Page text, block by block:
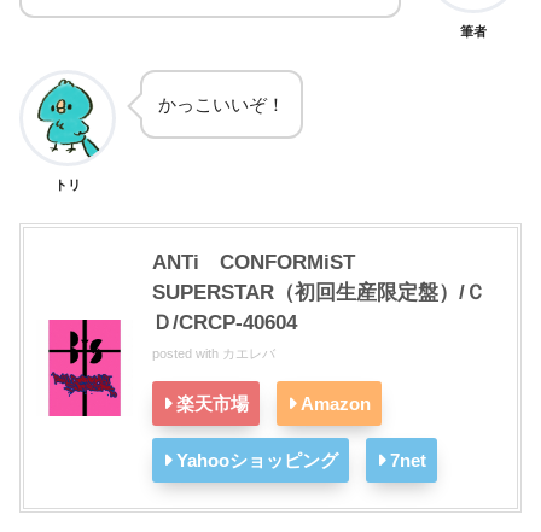
筆者
トリ
かっこいいぞ！
ANTi CONFORMiST
SUPERSTAR（初回生産限定盤）/Ｃ
Ｄ/CRCP-40604
posted with カエレバ
楽天市場 Amazon
Yahooショッピング 7net